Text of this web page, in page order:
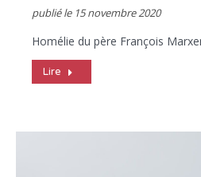
publié le 15 novembre 2020
Homélie du père François
Lire